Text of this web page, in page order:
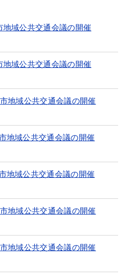
域公共交通会議の開催
域公共交通会議の開催
地域公共交通会議の開催
地域公共交通会議の開催
地域公共交通会議の開催
地域公共交通会議の開催
地域公共交通会議の開催